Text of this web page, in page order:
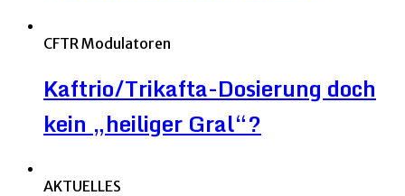
CFTR Modulatoren
Kaftrio/Trikafta-Dosierung doch
kein „heiliger Gral“?
AKTUELLES